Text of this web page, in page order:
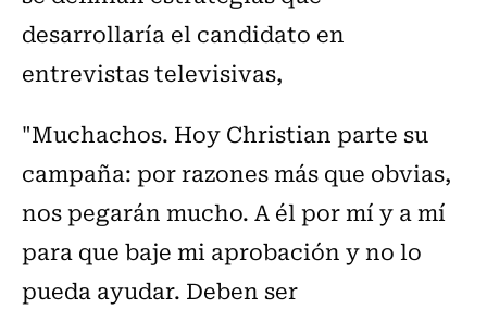
desarrollaría el candidato en
entrevistas televisivas,
"Muchachos. Hoy Christian parte su
campaña: por razones más que obvias,
nos pegarán mucho. A él por mí y a mí
para que baje mi aprobación y no lo
pueda ayudar. Deben ser